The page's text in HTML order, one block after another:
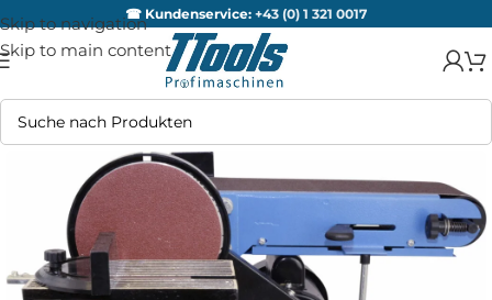
Skip to navigation
Skip to main content
☎ Kundenservice: +43 (0) 1 321 0017